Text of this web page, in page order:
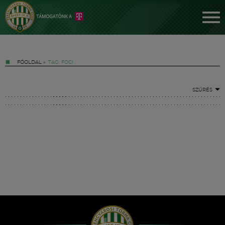
FŐOLDAL » TAG: FOCI
SZŰRÉS
Hírek